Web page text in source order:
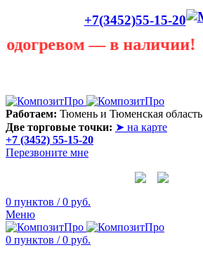
+7(3452)55-15-20
— в наличии!
Работаем: Тюмень и Тюменская область
Две торговые точки: ➤ на карте
+7 (3452) 55-15-20
Перезвоните мне
0 пунктов / 0 руб.
Меню
0 пунктов / 0 руб.